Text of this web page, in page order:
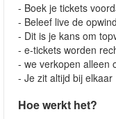
- Boek je tickets
- Beleef live de
- Dit is je kans om
- e-tickets worden
- we verkopen alleen
- Je zit altijd bij elkaar
Hoe werkt het?